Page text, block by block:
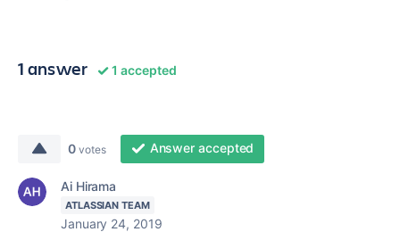
1 answer 1 accepted
0 votes Answer accepted
Ai Hirama
ATLASSIAN TEAM
January 24, 2019